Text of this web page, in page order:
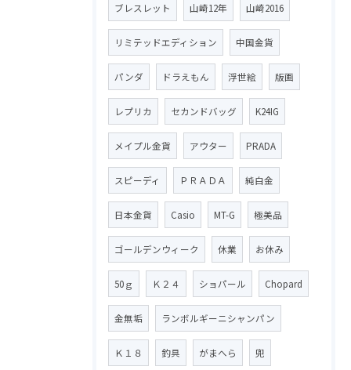
ブレスレット 山崎12年 山崎2016
リミテッドエディション 中国金貨
パンダ ドラえもん 浮世絵 版画
レプリカ セカンドバッグ K24IG
メイプル金貨 アウター PRADA
スピーディ ＰＲＡＤＡ 純白金
日本金貨 Casio MT-G 極美品
ゴールデンウィーク 休業 お休み
50ｇ Ｋ２４ ショパール Chopard
金無垢 ランボルギーニシャンパン
Ｋ１８ 釣具 がまへら 兜